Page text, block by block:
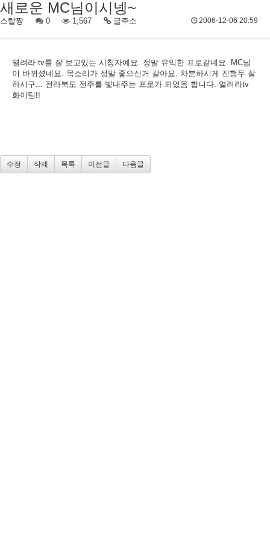
새로운 MC님이시넹~
스탈짱 0 1,567 글주소 2006-12-06 20:59
열려라 tv를 잘 보고있는 시청자예요. 정말 유익한 프로같네요. MC님
이 바뀌셨네요. 목소리가 정말 좋으신거 같아요. 차분하시게 진행두 잘
하시구... 전라북도 전주를 빛내주는 프로가 되었음 합니다. 열려라tv
화이팅!!
수정 삭제 목록 이전글 다음글